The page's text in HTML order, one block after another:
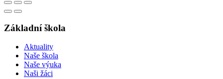
Základní škola
Aktuality
Naše škola
Naše výuka
Naši žáci